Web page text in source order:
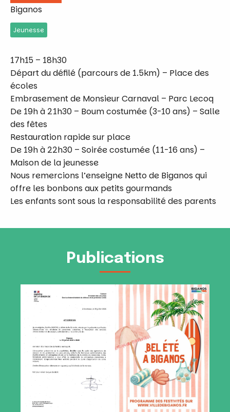
Biganos
Jeunesse
17h15 – 18h30
Départ du défilé (parcours de 1.5km) – Place des
écoles
Embrasement de Monsieur Carnaval – Parc Lecoq
De 19h à 21h30 – Boum costumée (3-10 ans) – Salle
des fêtes
Restauration rapide sur place
De 19h à 22h30 – Soirée costumée (11-16 ans) –
Maison de la jeunesse
Nous remercions l’enseigne Netto de Biganos qui
offre les bonbons aux petits gourmands
Les enfants sont sous la responsabilité des parents
Publications